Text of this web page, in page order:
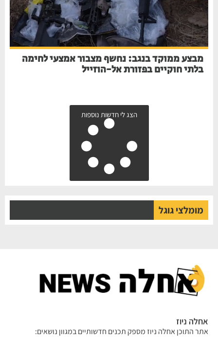
מבצע ממוקד בנגב: נחשף מצבור אמצעי לחימה
בלתי חוקיים בפזורת אל-הוזייל
הצג לי חדשות נוספות
מומלצי גוגל
אחלה ניוז
אתר התוכן אחלה ניוז מספק תכנים חדשותיים במגוון נושאים: